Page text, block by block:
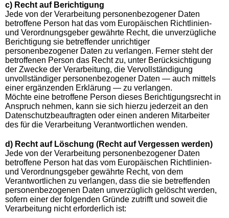
c) Recht auf Berichtigung
Jede von der Verarbeitung personenbezogener Daten
betroffene Person hat das vom Europäischen Richtlinien-
und Verordnungsgeber gewährte Recht, die unverzügliche
Berichtigung sie betreffender unrichtiger
personenbezogener Daten zu verlangen. Ferner steht der
betroffenen Person das Recht zu, unter Berücksichtigung
der Zwecke der Verarbeitung, die Vervollständigung
unvollständiger personenbezogener Daten — auch mittels
einer ergänzenden Erklärung — zu verlangen.
Möchte eine betroffene Person dieses Berichtigungsrecht in
Anspruch nehmen, kann sie sich hierzu jederzeit an den
Datenschutzbeauftragten oder einen anderen Mitarbeiter
des für die Verarbeitung Verantwortlichen wenden.
d) Recht auf Löschung (Recht auf Vergessen werden)
Jede von der Verarbeitung personenbezogener Daten
betroffene Person hat das vom Europäischen Richtlinien-
und Verordnungsgeber gewährte Recht, von dem
Verantwortlichen zu verlangen, dass die sie betreffenden
personenbezogenen Daten unverzüglich gelöscht werden,
sofern einer der folgenden Gründe zutrifft und soweit die
Verarbeitung nicht erforderlich ist: